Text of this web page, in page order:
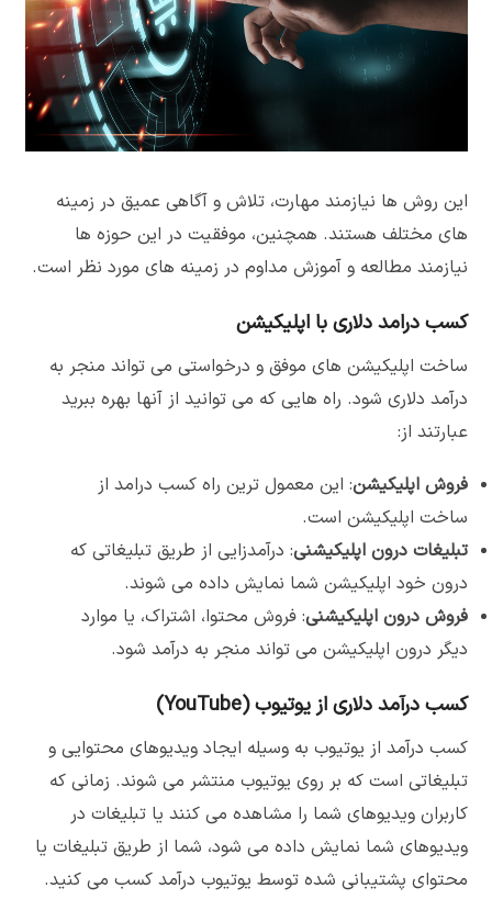
این روش ها نیازمند مهارت، تلاش و آگاهی عمیق در زمینه
های مختلف هستند. همچنین، موفقیت در این حوزه ها
نیازمند مطالعه و آموزش مداوم در زمینه های مورد نظر است.
کسب درامد دلاری با اپلیکیشن
ساخت اپلیکیشن های موفق و درخواستی می تواند منجر به
درآمد دلاری شود. راه هایی که می توانید از آنها بهره ببرید
عبارتند از:
فروش اپلیکیشن: این معمول ترین راه کسب درامد از
ساخت اپلیکیشن است.
تبلیغات درون اپلیکیشنی: درآمدزایی از طریق تبلیغاتی که
درون خود اپلیکیشن شما نمایش داده می شوند.
فروش درون اپلیکیشنی: فروش محتوا، اشتراک، یا موارد
دیگر درون اپلیکیشن می تواند منجر به درآمد شود.
کسب درآمد دلاری از یوتیوب (YouTube)
کسب درآمد از یوتیوب به وسیله ایجاد ویدیوهای محتوایی و
تبلیغاتی است که بر روی یوتیوب منتشر می شوند. زمانی که
کاربران ویدیوهای شما را مشاهده می کنند یا تبلیغات در
ویدیوهای شما نمایش داده می شود، شما از طریق تبلیغات یا
محتوای پشتیبانی شده توسط یوتیوب درآمد کسب می کنید.